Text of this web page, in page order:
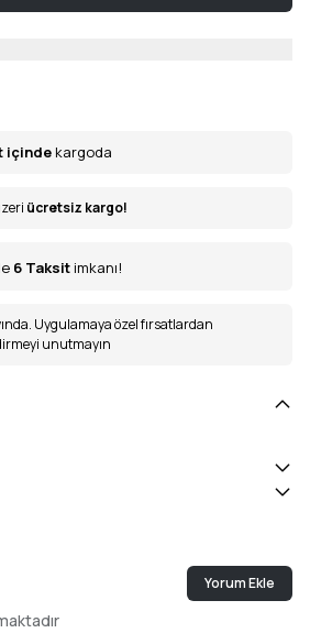
içinde kargoda
ücretsiz kargo!
6 Taksit imkanı!
Uygulamaya özel fırsatlardan
unutmayın
Yorum Ekle